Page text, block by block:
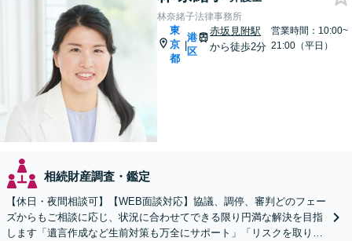
林奈緒子法律事務所
東
京
都
|
港
区
赤坂見附駅
から徒歩2分
営業時間：10:00~
21:00（平日）
相続財産調査・鑑定
【休日・夜間相談可】【WEB面談対応】協議、調停、審判どのフェー
ズからもご相談に応じ、状況に合わせてできる限り円満な解決を目指
します「遺言作成など生前対策も万全にサポート」「リスクを取り除